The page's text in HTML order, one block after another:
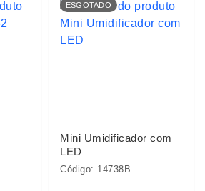
ESGOTADO
Mini Umidificador com
LED
Código: 14738B